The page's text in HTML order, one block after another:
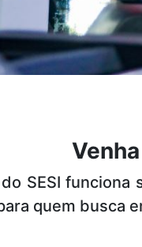
SESI
quem busca